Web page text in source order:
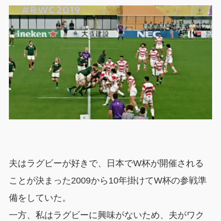
夫はラグビーが好きで、日本でW杯が開催される
ことが決まった2009から10年掛けてW杯の参戦準
備をしていた。
一方、私はラグビーに興味がないため、夫がワク